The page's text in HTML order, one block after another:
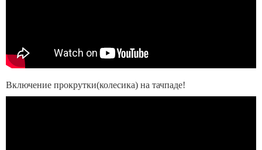
Включение прокрутки(колесика) на тачпаде!